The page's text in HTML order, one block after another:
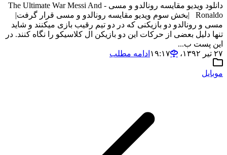
دانلود ویدیو مقایسه رونالدو و مسی - The Ultimate War Messi And
Ronaldo |بخش سوم ویدیو مقایسه رونالدو و مسی قرار گرفت|
مسی و رونالدو دو بازیکنی که در دو تیم رقیب بازی میکنند و شاید
تنها دلیل بعضی از حرکات این دو بازیکن ال کلاسیکو را نگاه کنند. در
این پست ب...
۲۷ تیر ۱۳۹۲،‏ ۱۹:۱۷
ادامه مطلب
موبایل